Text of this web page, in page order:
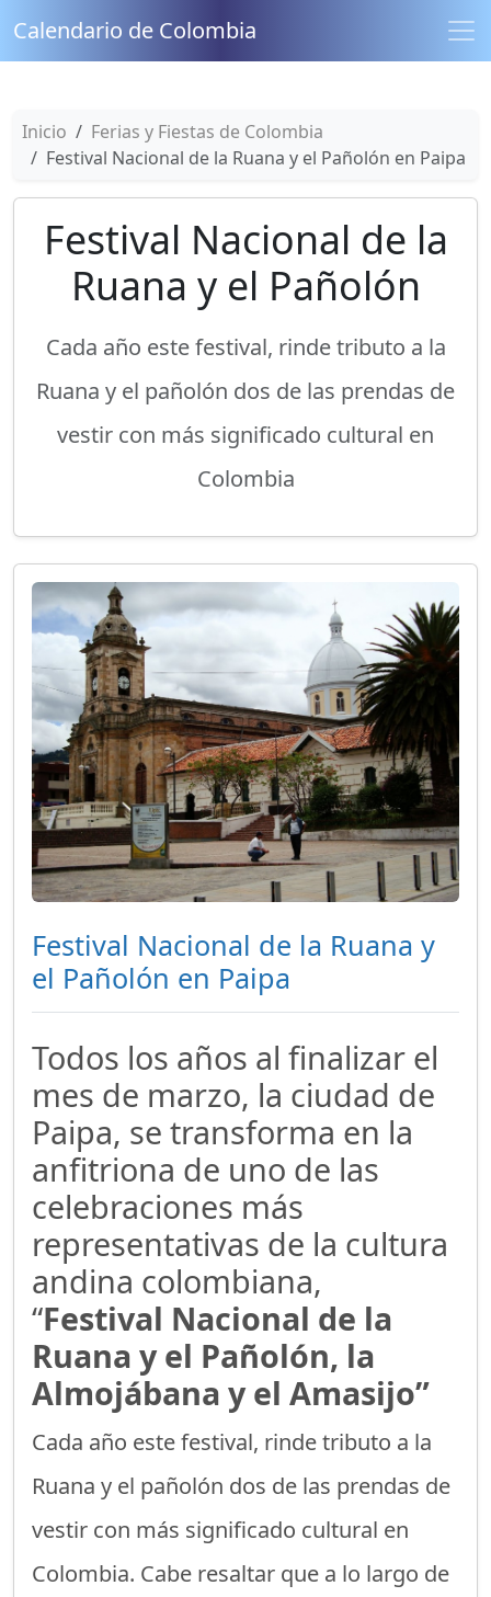
Calendario de Colombia
Inicio
Ferias y Fiestas de Colombia
Festival Nacional de la Ruana y el Pañolón en Paipa
Festival Nacional de la
Ruana y el Pañolón
Cada año este festival, rinde tributo a la
Ruana y el pañolón dos de las prendas de
vestir con más significado cultural en
Colombia
Festival Nacional de la Ruana y
el Pañolón en Paipa
Todos los años al finalizar el
mes de marzo, la ciudad de
Paipa, se transforma en la
anfitriona de uno de las
celebraciones más
representativas de la cultura
andina colombiana,
“Festival Nacional de la
Ruana y el Pañolón, la
Almojábana y el Amasijo”
Cada año este festival, rinde tributo a la
Ruana y el pañolón dos de las prendas de
vestir con más significado cultural en
Colombia. Cabe resaltar que a lo largo de